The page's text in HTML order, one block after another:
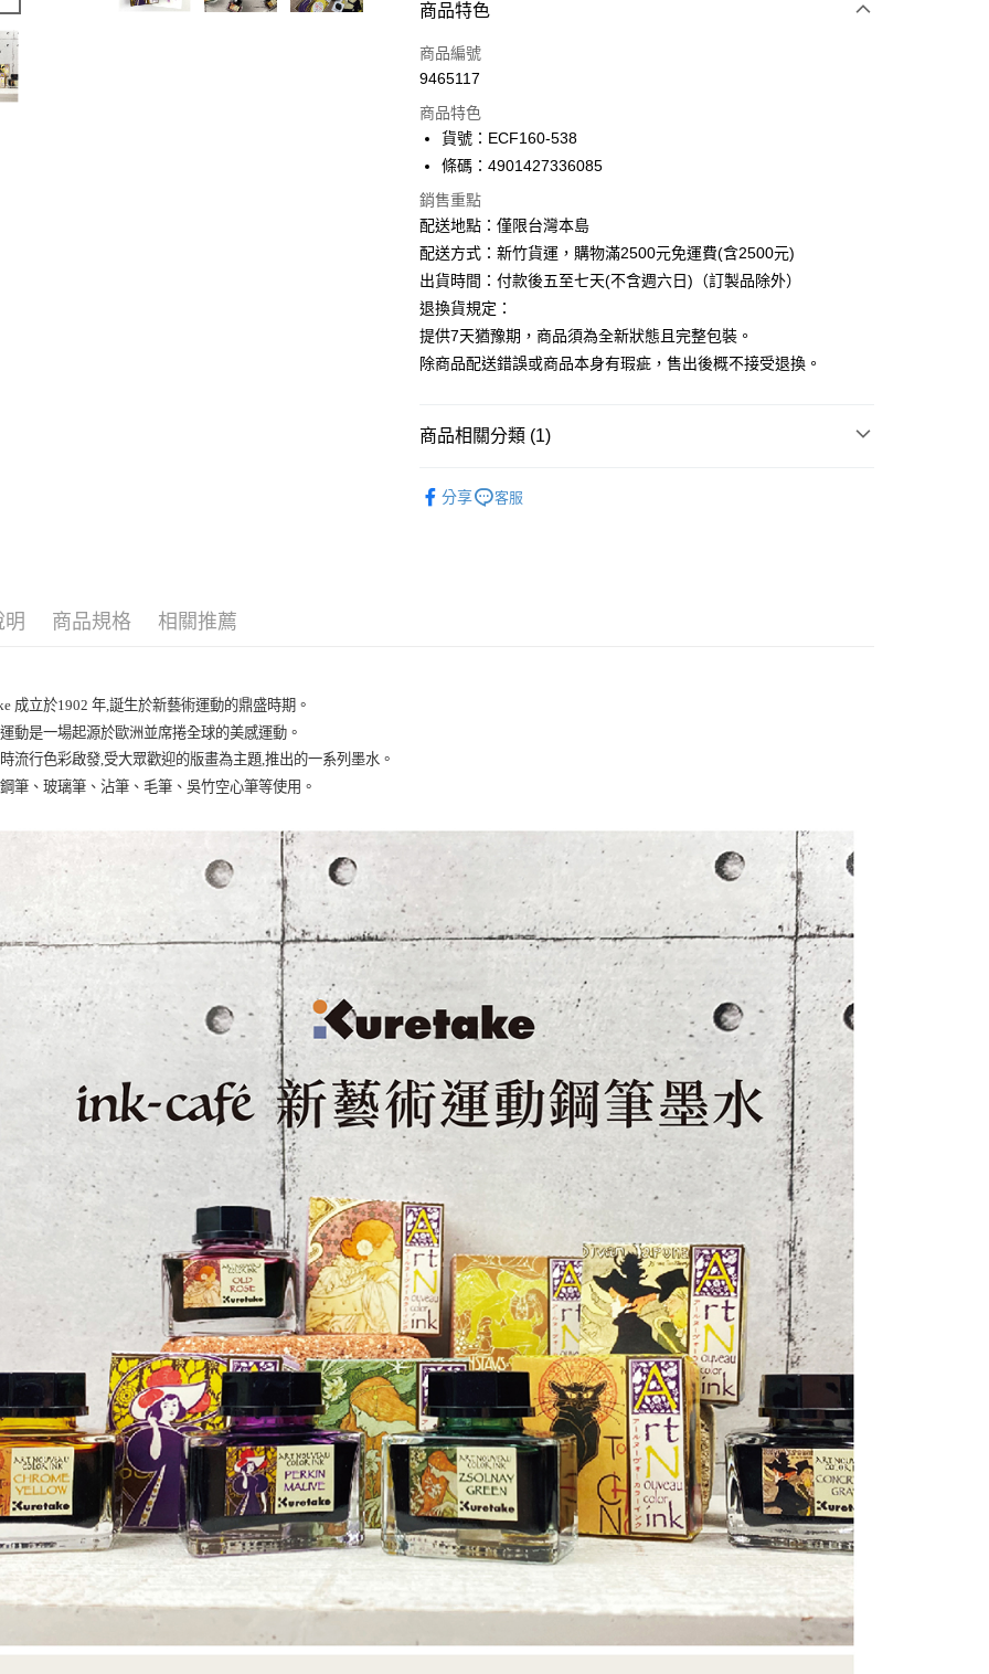
悠遊付
ATM付款
下單前請先詢問庫存
每筆NT$130，滿NT$2,500(含以上)免運費
商品特色
商品編號
9465117
商品特色
貨號：ECF160-538
條碼：4901427336085
銷售重點
配送地點：僅限台灣本島
配送方式：新竹貨運，購物滿2500元免運費(含2500元)
出貨時間：付款後五至七天(不含週六日)（訂製品除外）
退換貨規定：
提供7天猶豫期，商品須為全新狀態且完整包裝。
除商品配送錯誤或商品本身有瑕疵，售出後概不接受退換。
商品相關分類 (1)
分享
客服
明 商品規格 相關推薦
成立於1902 年,誕生於新藝術運動的鼎盛時期。
動是一場起源於歐洲並席捲全球的美感運動。
流行色彩啟發,受大眾歡迎的版畫為主題,推出的一系列墨水。
筆、玻璃筆、沾筆、毛筆、吳竹空心筆等使用。